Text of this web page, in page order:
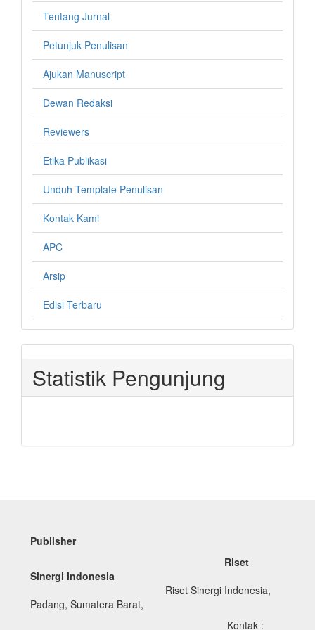
Tentang Jurnal
Petunjuk Penulisan
Ajukan Manuscript
Dewan Redaksi
Reviewers
Etika Publikasi
Unduh Template Penulisan
Kontak Kami
APC
Arsip
Edisi Terbaru
Statistik Pengunjung
Publisher
Riset
Sinergi Indonesia
Riset Sinergi Indonesia,
Padang, Sumatera Barat,
Kontak :